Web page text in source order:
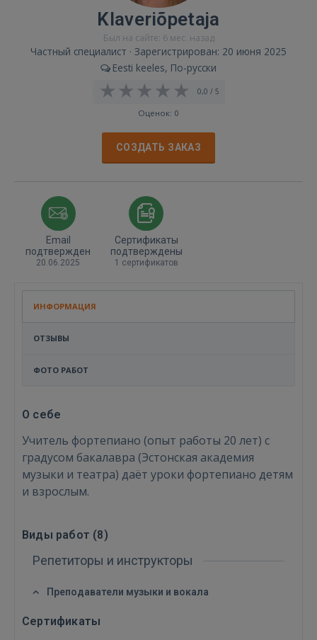
Klaveriõpetaja
Был на сайте: 6 мес. назад
Частный специалист · Зарегистрирован: 20 июня 2025
Eesti keeles, По-русски
0,0 / 5
Оценок: 0
СОЗДАТЬ ЗАКАЗ
Email
подтвержден
20.06.2025
Сертификаты
подтверждены
1 сертификатов
ИНФОРМАЦИЯ
ОТЗЫВЫ
ФОТО РАБОТ
О себе
Учитель фортепиано (опыт работы 20 лет) с
градусом бакалавра (Эстонская академия
музыки и театра) даёт уроки фортепиано детям
и взрослым.
Виды работ (8)
Репетиторы и инструкторы
Преподаватели музыки и вокала
Сертификаты